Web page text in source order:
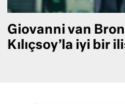
Giovanni van
Kılıçsoy’la iyi bir